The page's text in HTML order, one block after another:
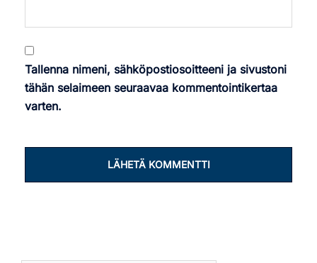
Tallenna nimeni, sähköpostiosoitteeni ja sivustoni
tähän selaimeen seuraavaa kommentointikertaa
varten.